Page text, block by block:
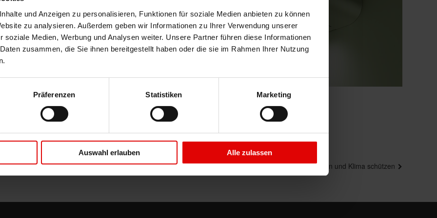
und Anzeigen zu personalisieren, Funktionen für soziale Medien anbieten zu können
zu analysieren. Außerdem geben wir Informationen zu Ihrer Verwendung unserer
soziale Medien, Werbung und Analysen weiter. Unsere Partner führen diese Informationen
zusammen, die Sie ihnen bereitgestellt haben oder die sie im Rahmen Ihrer Nutzung
Präferenzen Statistiken Marketing
Auswahl erlauben Alle zulassen
unabhängige integrierte, dimmbare LED-
geschlossenen Zustand – direktes oder Ambientelicht,
Volant-Rollo gewährleistet Privatsphäre und
Abendstunden sorgt. Dank der WMS-
bedienen und automatisch vor Unwetter schützen.
mit der gesamten WAREMA Farbwelt und über 200
WAREMA
Nächster
Beitrag
Energie sparen und Klima schützen